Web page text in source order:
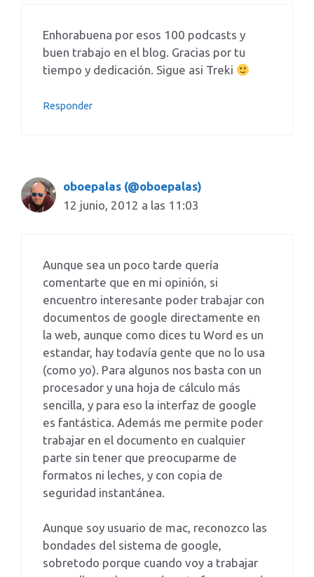
Enhorabuena por esos 100 podcasts y
buen trabajo en el blog. Gracias por tu
tiempo y dedicación. Sigue asi Treki
Responder
oboepalas (@oboepalas)
12 junio, 2012 a las 11:03
Aunque sea un poco tarde quería
comentarte que en mi opinión, si
encuentro interesante poder trabajar con
documentos de google directamente en
la web, aunque como dices tu Word es un
estandar, hay todavía gente que no lo usa
(como yo). Para algunos nos basta con un
procesador y una hoja de cálculo más
sencilla, y para eso la interfaz de google
es fantástica. Además me permite poder
trabajar en el documento en cualquier
parte sin tener que preocuparme de
formatos ni leches, y con copia de
seguridad instantánea.
Aunque soy usuario de mac, reconozco las
bondades del sistema de google,
sobretodo porque cuando voy a trabajar